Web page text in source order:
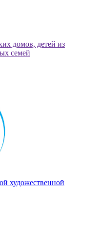
домов, детей из
семей
художественной